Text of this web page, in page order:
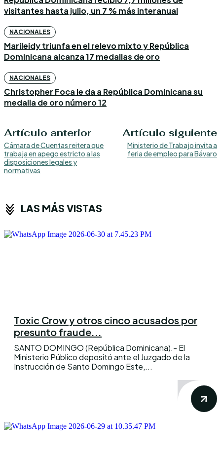
visitantes hasta julio, un 7 % más interanual
NACIONALES
Marileidy triunfa en el relevo mixto y República
Dominicana alcanza 17 medallas de oro
NACIONALES
Christopher Foca le da a República Dominicana su
medalla de oro número 12
Artículo anterior
Cámara de Cuentas reitera que
trabaja en apego estricto a las
disposiciones legales y
normativas
Artículo siguiente
Ministerio de Trabajo invita a
feria de empleo para Bávaro
LAS MÁS VISTAS
Toxic Crow y otros cinco acusados por
presunto fraude...
SANTO DOMINGO (República Dominicana).- El
Ministerio Público depositó ante el Juzgado de la
Instrucción de Santo Domingo Este,...